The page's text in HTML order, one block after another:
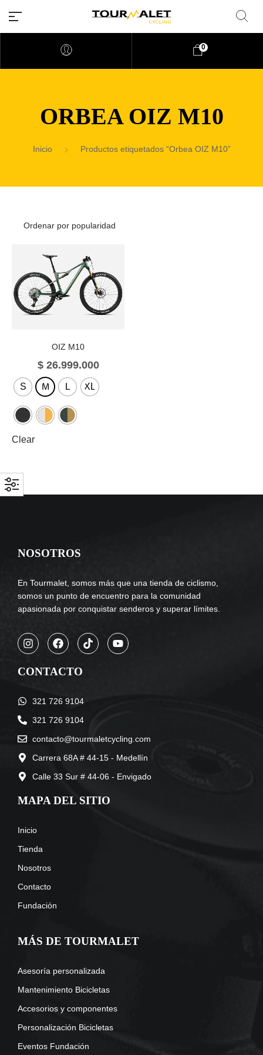
0
ORBEA OIZ M10
Inicio Productos etiquetados “Orbea OIZ M10”
OIZ M10
$26.999.000
S M L XL
Clear
NOSOTROS
En Tourmalet, somos más que una tienda de ciclismo,
somos un punto de encuentro para la comunidad
apasionada por conquistar senderos y superar límites.
CONTACTO
321 726 9104
321 726 9104
contacto@tourmaletcycling.com
Carrera 68A # 44-15 - Medellín
Calle 33 Sur # 44-06 - Envigado
MAPA DEL SITIO
Inicio
Tienda
Nosotros
Contacto
Fundación
MÁS DE TOURMALET
Asesoría personalizada
Mantenimiento Bicicletas
Accesorios y componentes
Personalización Bicicletas
Eventos Fundación